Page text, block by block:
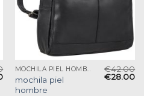
MOCHILA PIEL HOMBRE
mochila piel
hombre
€42.00
€28.00